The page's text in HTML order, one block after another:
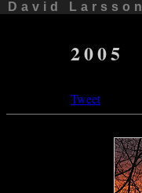
David Larsson
2005
Tweet